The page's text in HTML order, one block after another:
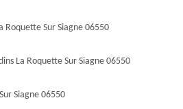
Sur Siagne 06550
La Roquette Sur Siagne 06550
Siagne 06550